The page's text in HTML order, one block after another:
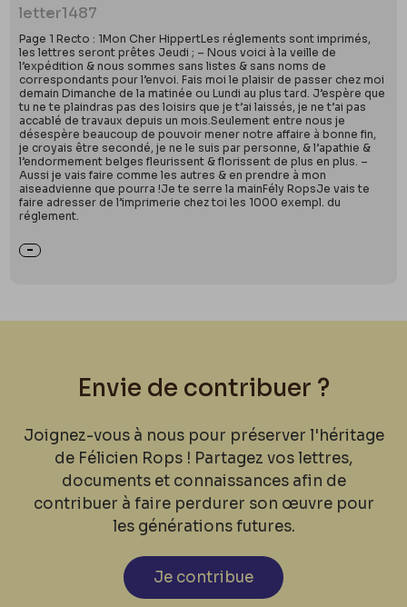
letter1487
Page 1 Recto : 1Mon Cher HippertLes réglements sont imprimés,
les lettres seront prêtes Jeudi ; – Nous voici à la veille de
l’expédition & nous sommes sans listes & sans noms de
correspondants pour l’envoi. Fais moi le plaisir de passer chez moi
demain Dimanche de la matinée ou Lundi au plus tard. J’espère que
tu ne te plaindras pas des loisirs que je t’ai laissés, je ne t’ai pas
accablé de travaux depuis un mois.Seulement entre nous je
désespère beaucoup de pouvoir mener notre affaire à bonne fin,
je croyais être secondé, je ne le suis par personne, & l’apathie &
l’endormement belges fleurissent & florissent de plus en plus. –
Aussi je vais faire comme les autres & en prendre à mon
aiseadvienne que pourra !Je te serre la mainFély RopsJe vais te
faire adresser de l’imprimerie chez toi les 1000 exempl. du
réglement.
Envie de contribuer ?
Joignez-vous à nous pour préserver l'héritage
de Félicien Rops ! Partagez vos lettres,
documents et connaissances afin de
contribuer à faire perdurer son œuvre pour
les générations futures.
Je contribue